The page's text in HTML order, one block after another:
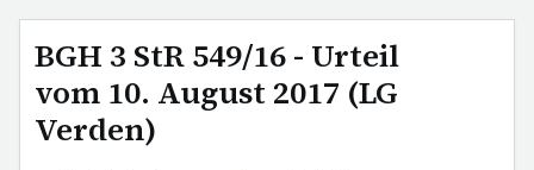
BGH 3 StR 549/16 - Urteil
vom 10. August 2017 (LG
Verden)